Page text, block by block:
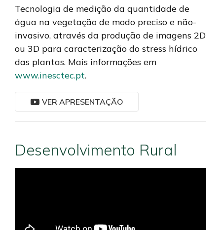
Tecnologia de medição da quantidade de
água na vegetação de modo preciso e não-
invasivo, através da produção de imagens 2D
ou 3D para caracterização do stress hídrico
das plantas. Mais informações em
www.inesctec.pt.
VER APRESENTAÇÃO
Desenvolvimento Rural